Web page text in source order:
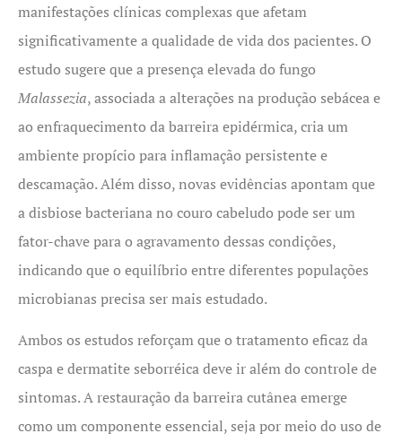
manifestações clínicas complexas que afetam
significativamente a qualidade de vida dos pacientes. O
estudo sugere que a presença elevada do fungo
Malassezia, associada a alterações na produção sebácea e
ao enfraquecimento da barreira epidérmica, cria um
ambiente propício para inflamação persistente e
descamação. Além disso, novas evidências apontam que
a disbiose bacteriana no couro cabeludo pode ser um
fator-chave para o agravamento dessas condições,
indicando que o equilíbrio entre diferentes populações
microbianas precisa ser mais estudado.
Ambos os estudos reforçam que o tratamento eficaz da
caspa e dermatite seborréica deve ir além do controle de
sintomas. A restauração da barreira cutânea emerge
como um componente essencial, seja por meio do uso de